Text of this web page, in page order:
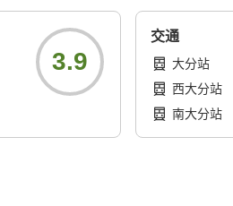
3.9
交通
大分站
西大分站
南大分站